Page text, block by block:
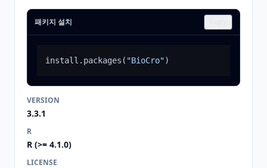
패키지 설치
install.packages ( "BioCro")
VERSION
3.3.1
R
R (>= 4.1.0)
LICENSE